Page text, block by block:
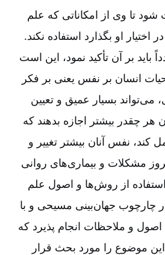
شود تا وی از امکاناتی که علم
اختیار او بگذارد استفاده نکند.
بر آن تأکید نمود، این است
انسان بر نفس یعنی بر فکر
بسیار عمیق و تعیین
هر چقدر بیشتر اجازه بدهند که
کند، نفس آنان بیشتر تغییر و
مشکلات و بیماری‌های روانی
از روش‌ها و اصول علم
چارچوب جهان‌بینی مسیحی و با
و ملاحظات انجام پذیرد که
موضوع را مورد بحث قرار